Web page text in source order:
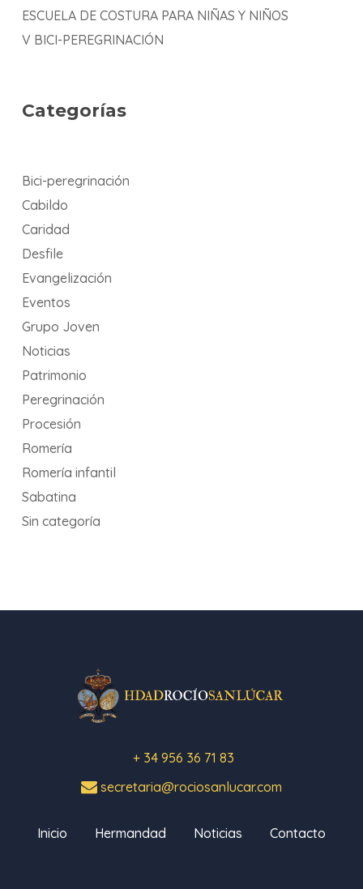
ESCUELA DE COSTURA PARA NIÑAS Y NIÑOS
V BICI-PEREGRINACIÓN
Categorías
Bici-peregrinación
Cabildo
Caridad
Desfile
Evangelización
Eventos
Grupo Joven
Noticias
Patrimonio
Peregrinación
Procesión
Romería
Romería infantil
Sabatina
Sin categoría
+ 34 956 36 71 83
secretaria@rociosanlucar.com
Inicio Hermandad Noticias Contacto